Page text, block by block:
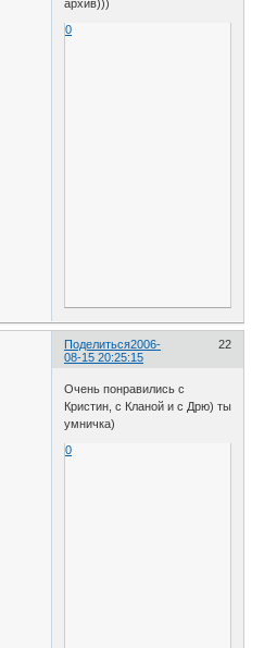
архив)))
0
Поделиться 22
2006-
08-15 20:25:15
Очень понравились с
Кристин, с Кланой и с Дрю) ты
умничка)
0